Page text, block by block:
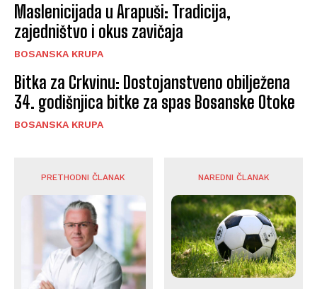
Maslenicijada u Arapuši: Tradicija,
zajedništvo i okus zavičaja
BOSANSKA KRUPA
Bitka za Crkvinu: Dostojanstveno obilježena
34. godišnjica bitke za spas Bosanske Otoke
BOSANSKA KRUPA
PRETHODNI ČLANAK NAREDNI ČLANAK